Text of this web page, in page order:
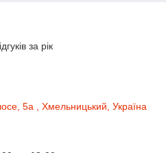
за рік
5а , Хмельницький, Україна